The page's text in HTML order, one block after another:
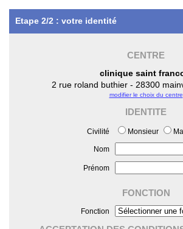
Etape 2/2 : votre identité
CENTRE
clinique saint
2 rue roland buthier - 28300
modifier le choix du centre
IDENTITE
Civilité Monsieur
Nom
Prénom
FONCTION
Fonction